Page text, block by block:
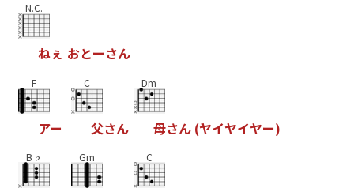
N.C.
ねぇ おとーさん
F
アー
C
父さん
Dm
母さん (ヤイヤイヤー)
B♭ Gm C